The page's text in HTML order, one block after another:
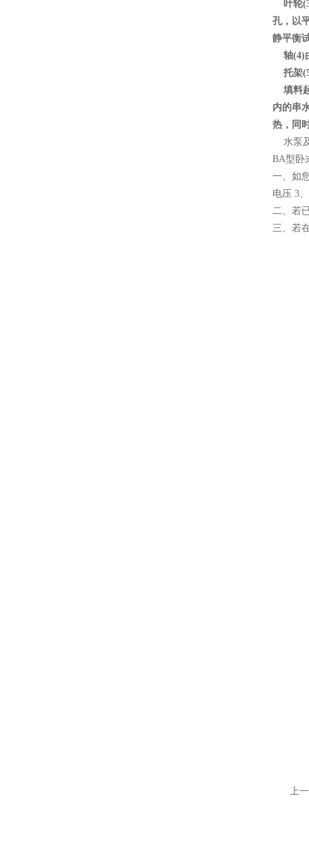
叶轮
孔，以
静平衡
轴(4)
托架
填料起
内的串
热，同
水泵
BA型卧
一、如
电压 3
二、若
三、若
上